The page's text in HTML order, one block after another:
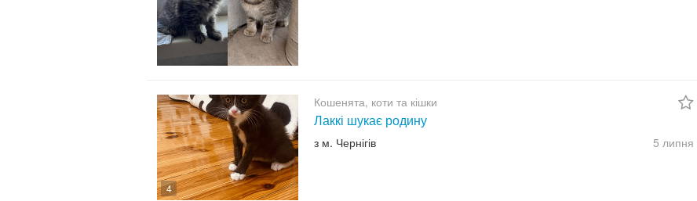
4
Кошенята, коти та кішки
Лаккі шукає родину
з м. Чернігів 5 липня